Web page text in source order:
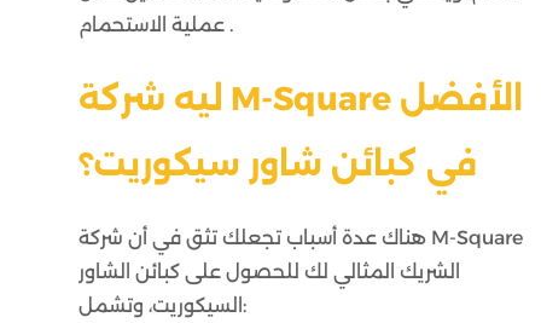
عملية الاستحمام .
ليه شركة M-Square الأفضل
في كبائن شاور سيكوريت؟
هناك عدة أسباب تجعلك تثق في أن شركة M-Square
الشريك المثالي لك للحصول على كبائن الشاور
السيكوريت، وتشمل: